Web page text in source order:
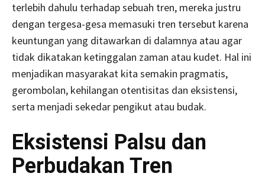
terlebih dahulu terhadap sebuah tren, mereka justru
dengan tergesa-gesa memasuki tren tersebut karena
keuntungan yang ditawarkan di dalamnya atau agar
tidak dikatakan ketinggalan zaman atau kudet. Hal ini
menjadikan masyarakat kita semakin pragmatis,
gerombolan, kehilangan otentisitas dan eksistensi,
serta menjadi sekedar pengikut atau budak.
Eksistensi Palsu dan
Perbudakan Tren